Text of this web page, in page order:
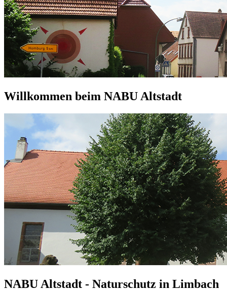
Willkommen beim NABU Altstadt
NABU Altstadt - Naturschutz in Limbach